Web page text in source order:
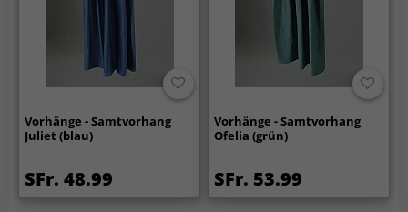
Vorhänge - Samtvorhang
Juliet (blau)
SFr. 48.99
Vorhänge - Samtvorhang
Ofelia (grün)
SFr. 53.99